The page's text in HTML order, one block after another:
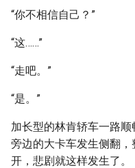
“你不相信自己？”
“这……”
“走吧。”
“是。”
加长型的林肯轿车一路顺
旁边的大卡车发生侧翻
开，悲剧就这样发生了。